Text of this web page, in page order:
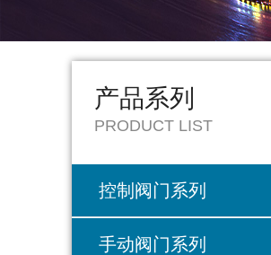
产品系列
PRODUCT LIST
控制阀门系列
手动阀门系列